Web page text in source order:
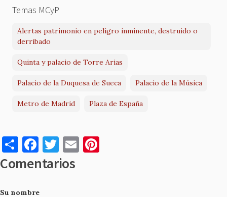
Temas MCyP
Alertas patrimonio en peligro inminente, destruido o
derribado
Quinta y palacio de Torre Arias
Palacio de la Duquesa de Sueca Palacio de la Música
Metro de Madrid Plaza de España
S
h
ar
e
F
a
c
e
T
w
it
E
m
Comentarios
Su nombre